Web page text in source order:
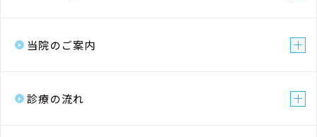
当院のご案内
診療の流れ